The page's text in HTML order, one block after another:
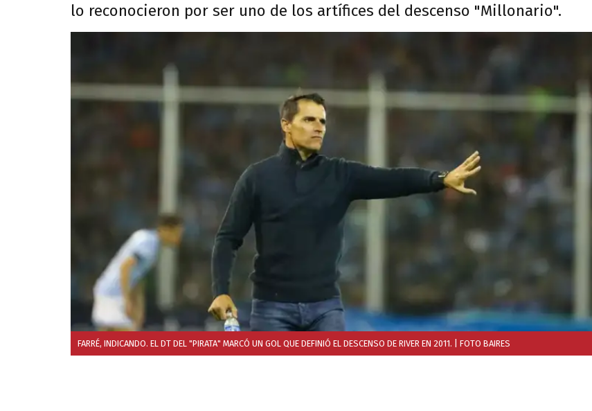
lo reconocieron por ser uno de los artífices del descenso "Millonario".
FARRÉ, INDICANDO. EL DT DEL "PIRATA" MARCÓ UN GOL QUE DEFINIÓ EL DESCENSO DE RIVER EN 2011. | FOTO BAIRES